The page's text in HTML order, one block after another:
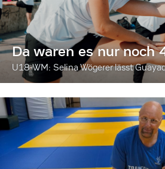
Da waren es nur noch
U18-WM: Selina Wögerer lässt